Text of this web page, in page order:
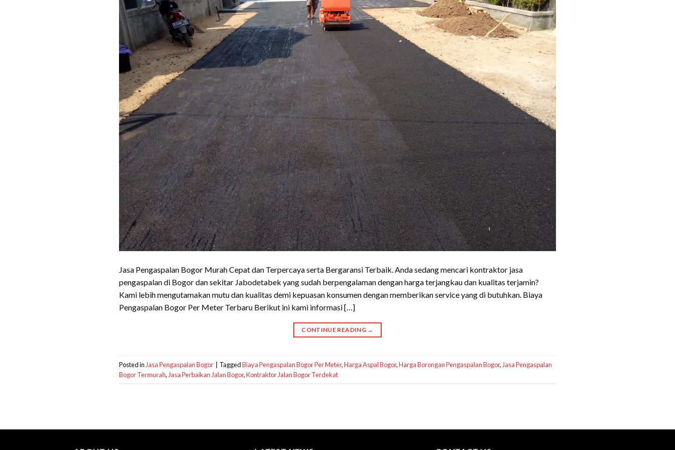
Jasa Pengaspalan Bogor Murah Cepat dan Terpercaya serta Bergaransi Terbaik. Anda sedang mencari kontraktor jasa
pengaspalan di Bogor dan sekitar Jabodetabek yang sudah berpengalaman dengan harga terjangkau dan kualitas terjamin?
Kami lebih mengutamakan mutu dan kualitas demi kepuasan konsumen dengan memberikan service yang di butuhkan. Biaya
Pengaspalan Bogor Per Meter Terbaru Berikut ini kami informasi […]
CONTINUE READING →
Posted in Jasa Pengaspalan Bogor TaggedBiaya Pengaspalan Bogor Per Meter,Harga Aspal Bogor,Harga Borongan Pengaspalan Bogor, Jasa Pengaspalan
Bogor Termurah, Jasa Perbaikan Jalan Bogor,Kontraktor Jalan Bogor Terdekat